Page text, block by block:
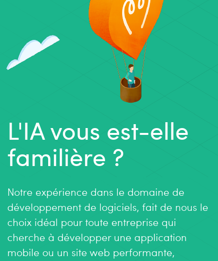
L'IA vous est-elle
familière ?
Notre expérience dans le domaine de
développement de logiciels, fait de nous le
choix idéal pour toute entreprise qui
cherche à développer une application
mobile ou un site web performante,